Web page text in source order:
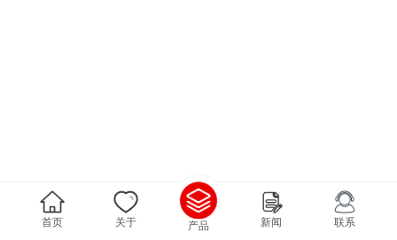
首页 关于 产品 新闻 联系